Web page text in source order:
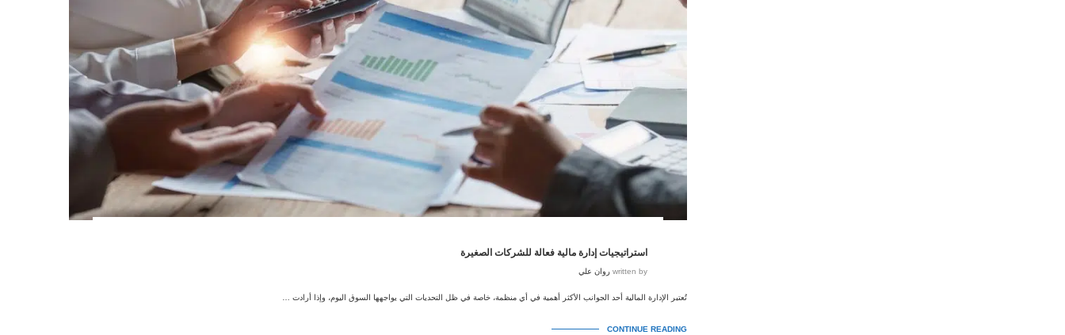
استراتيجيات إدارة مالية فعالة للشركات الصغيرة
written by روان علي
تُعتبر الإدارة المالية أحد الجوانب الأكثر أهمية في أي منظمة، خاصة في ظل التحديات التي يواجهها السوق اليوم، وإذا أرادت …
CONTINUE READING